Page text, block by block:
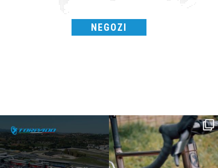
NEGOZI
IBF sta per...
17 1
Kepler R è la gravel pensata per affrontare
lunghe...
27 0